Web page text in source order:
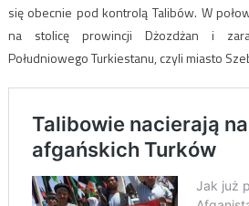
się obecnie pod kontrolą Talibów. W
na stolicę prowincji Dżozdżan i
Południowego Turkiestanu, czyli miasto